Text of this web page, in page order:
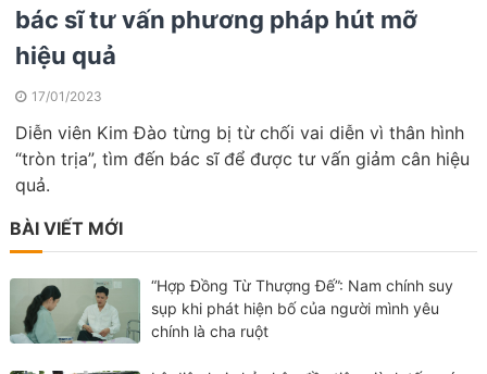
bác sĩ tư vấn phương pháp hút mỡ
hiệu quả
17/01/2023
Diễn viên Kim Đào từng bị từ chối vai diễn vì thân hình
“tròn trịa”, tìm đến bác sĩ để được tư vấn giảm cân hiệu
quả.
BÀI VIẾT MỚI
“Hợp Đồng Từ Thượng Đế”: Nam chính suy
sụp khi phát hiện bố của người mình yêu
chính là cha ruột